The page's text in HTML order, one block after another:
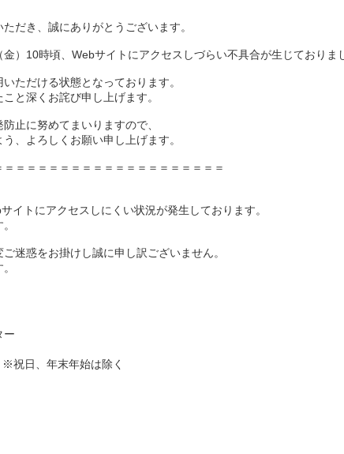
だき、誠にありがとうございます。
）10時頃、Webサイトにアクセスしづらい不具合が生じておりま
ただける状態となっております。
と深くお詫び申し上げます。
止に努めてまいりますので、
、よろしくお願い申し上げます。
＝＝＝＝＝＝＝＝＝＝＝＝＝＝＝＝＝＝＝
トにアクセスしにくい状況が発生しております。
迷惑をお掛けし誠に申し訳ございません。
ー
日、年末年始は除く